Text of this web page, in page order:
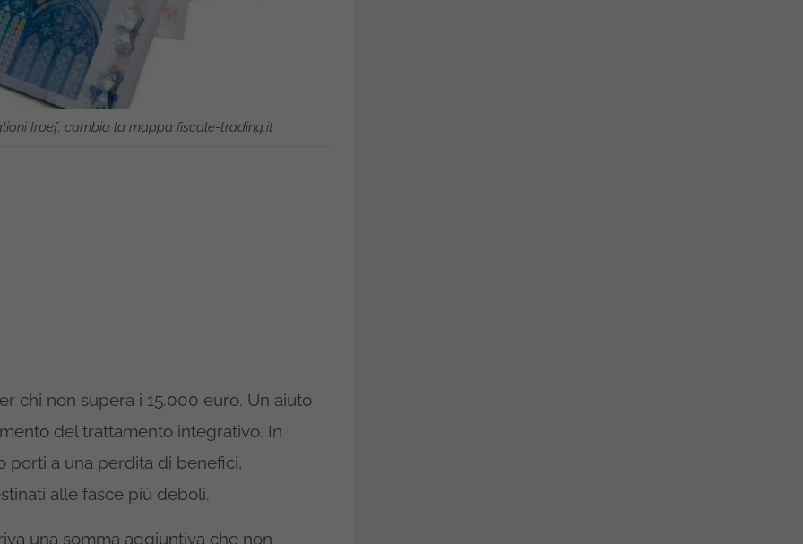
Irpef: cambia la mappa fiscale-trading.it
chi non supera i 15.000 euro. Un aiuto
del trattamento integrativo. In
porti a una perdita di benefici,
alle fasce più deboli.
una somma aggiuntiva che non